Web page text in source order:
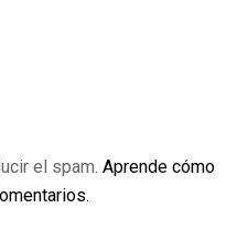
el spam. Aprende cómo